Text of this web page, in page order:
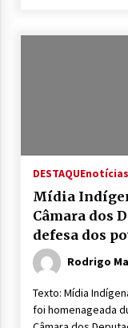
DESTAQUEnotícias
Mídia
Câmara dos
defesa dos
Rodrigo
Texto: Mídia
foi homenageada